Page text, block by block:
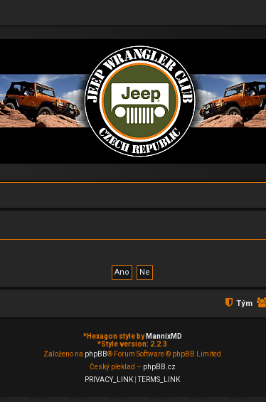
Tým
*Hexagon style by MannixMD
*Style version: 2.2.3
Založeno na phpBB® Forum Software © phpBB Limited
Český překlad – phpBB.cz
PRIVACY_LINK |TERMS_LINK